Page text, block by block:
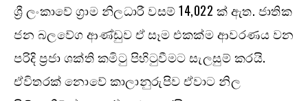
ශ්‍රී ලංකාවේ ග්‍රාම නිලධාරී වසම් 14,022 ක් ඇත. ජාතික
ජන බලවේග ආණ්ඩුව ඒ සෑම එකක්ම ආවරණය වන
පරිදි ප්‍රජා ශක්ති කමිටු පිහිටුවීමට සැලසුම් කරයි.
ඒවිතරක් නොවේ කාලානුරුපිව ඒවාට නිල